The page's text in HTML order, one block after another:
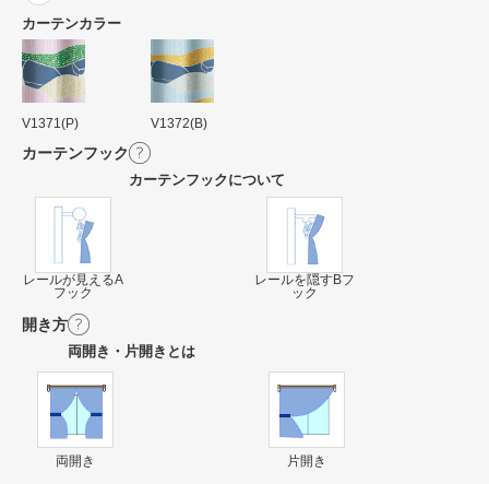
カーテンカラー
V1371(P) V1372(B)
カーテンフック
カーテンフックについて
レールが見えるA
フック
レールを隠すBフ
ック
開き方
両開き・片開きとは
両開き 片開き